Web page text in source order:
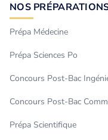
NOS
Prépa Médecine
Prépa Sciences Po
Concours Post-Bac
Concours Post-Bac
Prépa Scientifique